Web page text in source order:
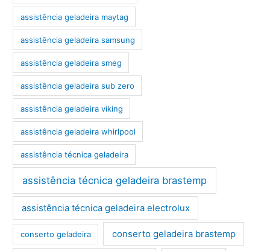
assistência geladeira maytag
assistência geladeira samsung
assistência geladeira smeg
assistência geladeira sub zero
assistência geladeira viking
assistência geladeira whirlpool
assistência técnica geladeira
assistência técnica geladeira brastemp
assistência técnica geladeira electrolux
conserto geladeira conserto geladeira brastemp